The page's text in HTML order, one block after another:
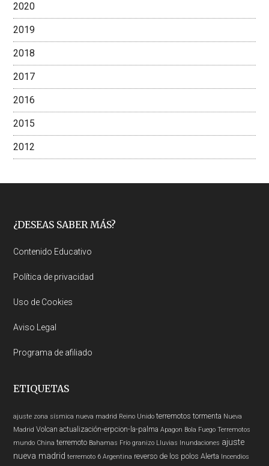
2020
2019
2018
2017
2016
2015
2012
Footer
¿DESEAS SABER MÁS?
Contenido Educativo
Política de privacidad
Uso de Cookies
Aviso Legal
Programa de afiliado
ETIQUETAS
ajuste zona sísmica nueva madrid Reino Unido terremotos tormenta Nueva
Madrid Volcan actualización-erpcion-la-palma Apagon Bola Fuego Terremotos
mundo China terremoto Bahamas Frío granizo Lluvias Inundaciones ajuste
nueva madrid terremoto 6 Argentina reverso de los polos Alerta Incendios